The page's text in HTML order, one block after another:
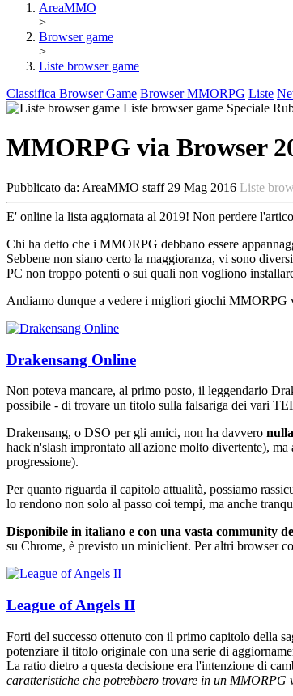
AreaMMO
>
Browser game
>
Liste browser game
Classifica Browser Game Browser MMORPG Liste
Liste browser game Speciale
MMORPG via Browser
Pubblicato da: AreaMMO staff 29 Mag 2016 Liste
E' online la lista aggiornata al 2019! Non perdere
Chi ha detto che i MMORPG debbano essere
Sebbene non siano certo la maggioranza, vi sono diversi
PC non troppo potenti o sui quali non vogliono
Andiamo dunque a vedere i migliori giochi MMORPG
Drakensang Online
Non poteva mancare, al primo posto, il leggendario
possibile - di trovare un titolo sulla falsariga dei vari
Drakensang, o DSO per gli amici, non ha davvero
hack'n'slash improntato all'azione molto divertente),
progressione).
Per quanto riguarda il capitolo attualità, possiamo
lo rendono non solo al passo coi tempi, ma anche
Disponibile in italiano e con una vasta community
su Chrome, è previsto un miniclient. Per altri browser
League of Angels II
Forti del successo ottenuto con il primo capitolo della
potenziare il titolo originale con una serie di
La ratio dietro a questa decisione era l'intenzione di
caratteristiche che potrebbero trovare in un MMORPG